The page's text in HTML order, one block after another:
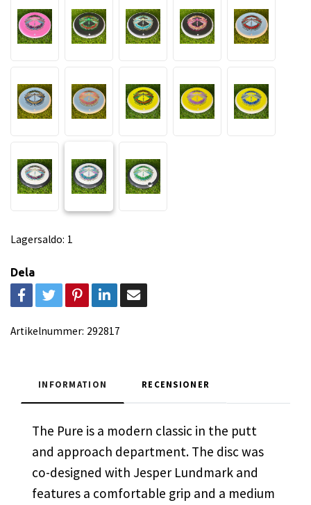
Lagersaldo: 1
Dela
Artikelnummer: 292817
INFORMATION RECENSIONER
The Pure is a modern classic in the putt
and approach department. The disc was
co-designed with Jesper Lundmark and
features a comfortable grip and a medium